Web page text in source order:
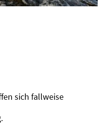
sich fallweise